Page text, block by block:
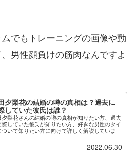
でもトレーニングの画像や動
男性顔負けの筋肉なんですよ
夕梨花の結婚の噂の真相は？過去に
していた彼氏は誰？
夕梨花さんの結婚の噂の真相が知りたい方、過去
際していた彼氏が知りたい方、好きな男性のタイ
ついて知りたい方に向けて詳しく解説していま
2022.06.30